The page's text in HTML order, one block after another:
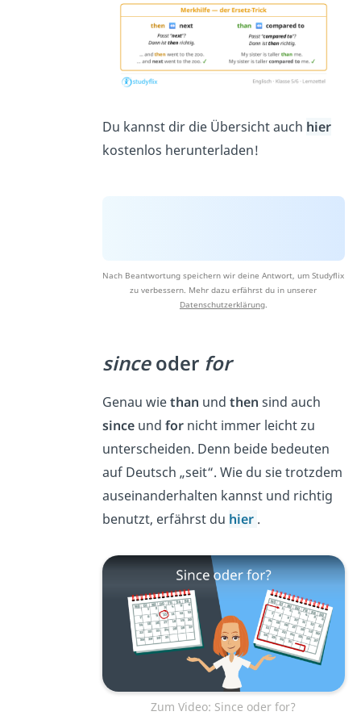
Du kannst dir die Übersicht auch hier
kostenlos herunterladen!
Nach Beantwortung speichern wir deine Antwort, um Studyflix
zu verbessern. Mehr dazu erfährst du in unserer
Datenschutzerklärung.
sinceoder for
Genau wiethan und then sind auch
sinceund for nicht immer leicht zu
unterscheiden. Denn beide bedeuten
auf Deutsch „seit“. Wie du sie trotzdem
auseinanderhalten kannst und richtig
benutzt, erfährst du hier .
Zum Video: Since oder for?